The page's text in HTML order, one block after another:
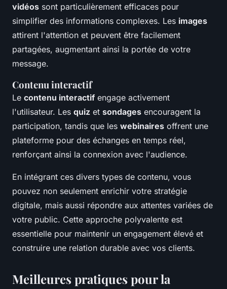
vidéos sont particulièrement efficaces pour
simplifier des informations complexes. Les images
attirent l'attention et peuvent être facilement
partagées, augmentant ainsi la portée de votre
message.
Contenu interactif
Le contenu interactif engage activement
l'utilisateur. Les quiz et sondages encouragent la
participation, tandis que les webinaires offrent une
plateforme pour des échanges en temps réel,
renforçant ainsi la connexion avec l'audience.
En intégrant ces divers types de contenu, vous
pouvez non seulement enrichir votre stratégie
digitale, mais aussi répondre aux attentes variées de
votre public. Cette approche polyvalente est
essentielle pour maintenir un engagement élevé et
construire une relation durable avec vos clients.
Meilleures pratiques pour la